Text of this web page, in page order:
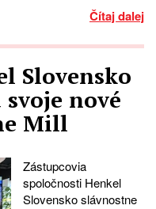
Čítaj dalej
Slovensko
nové
Mill
Zástupcovia
spoločnosti Henkel
Slovensko slávnostne